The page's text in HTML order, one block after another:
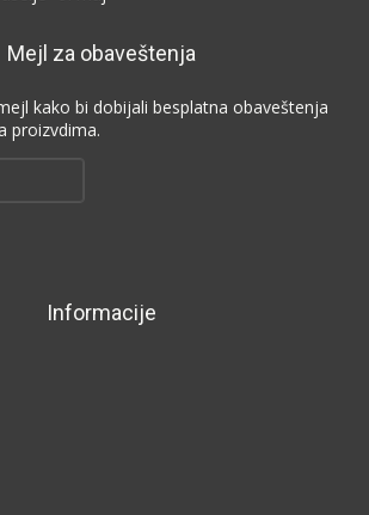
Mejl za obaveštenja
kako bi dobijali besplatna obaveštenja
proizvdima.
Informacije